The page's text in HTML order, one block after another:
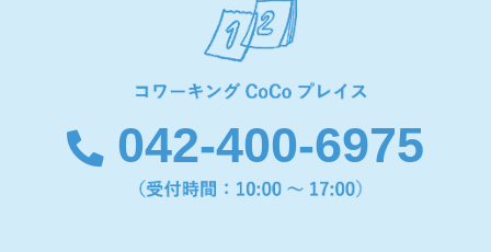
042-400-6975